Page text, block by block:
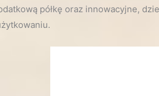
półkę oraz innowacyjne,